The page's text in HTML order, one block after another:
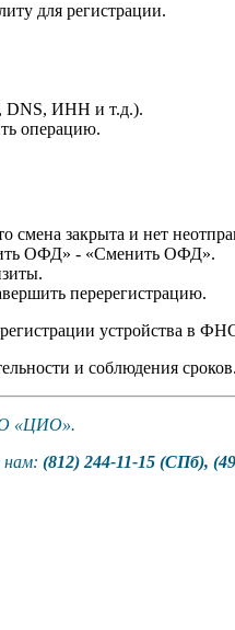
для регистрации.
DNS, ИНН и т.д.).
операцию.
смена закрыта и нет
ОФД» - «Сменить ОФД».
перерегистрацию.
устройства в
и соблюдения сроков.
«ЦИО».
нам: (812) 244-11-15 (СПб),